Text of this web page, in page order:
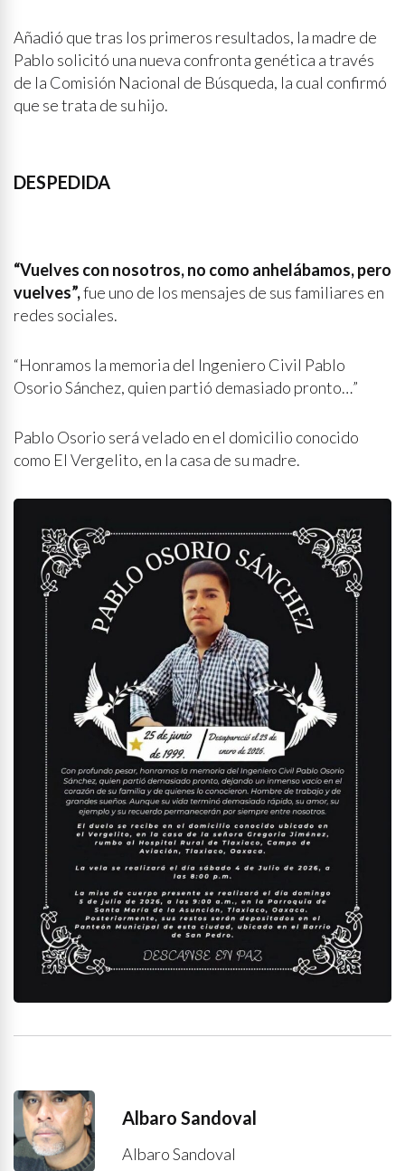
Añadió que tras los primeros resultados, la madre de
Pablo solicitó una nueva confronta genética a través
de la Comisión Nacional de Búsqueda, la cual confirmó
que se trata de su hijo.
DESPEDIDA
“Vuelves con nosotros, no como anhelábamos, pero
vuelves”,fue uno de los mensajes de sus familiares en
redes sociales.
“Honramos la memoria del Ingeniero Civil Pablo
Osorio Sánchez, quien partió demasiado pronto…”
Pablo Osorio será velado en el domicilio conocido
como El Vergelito, en la casa de su madre.
Albaro Sandoval
Albaro Sandoval